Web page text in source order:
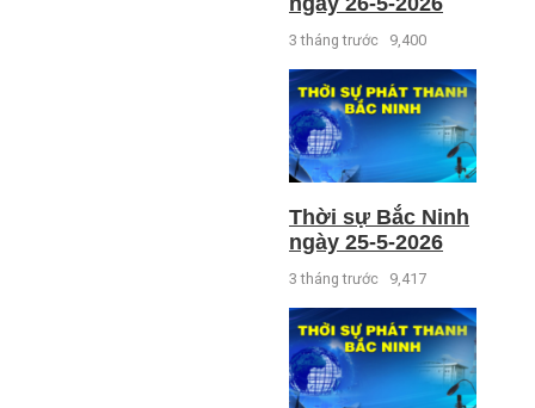
3 tháng trước 9,400
Thời sự Bắc Ninh
ngày 25-5-2026
3 tháng trước 9,417